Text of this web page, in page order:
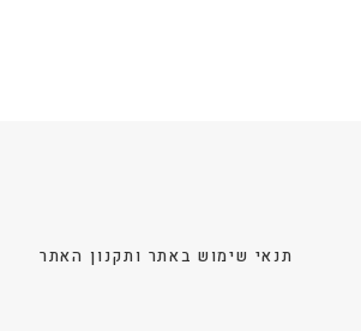
תנאי שימוש באתר ותקנון האתר